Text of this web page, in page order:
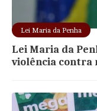
Lei Maria da Penha
Lei Maria da
violência contra